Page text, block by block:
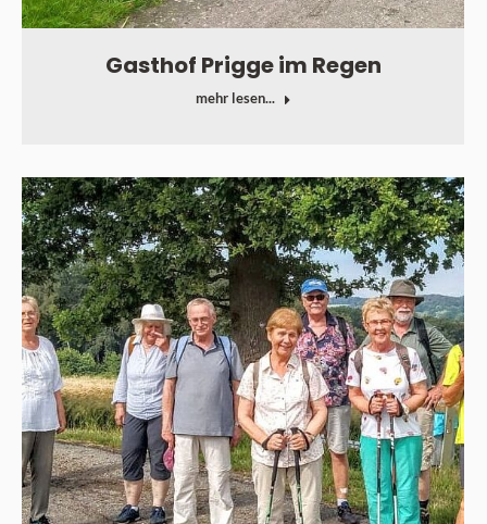
Gasthof Prigge im Regen
mehr lesen...